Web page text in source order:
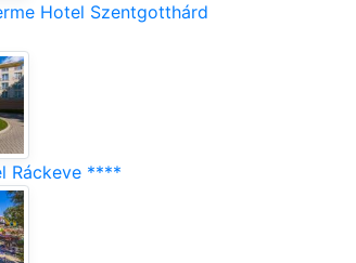
Hotel Szentgotthárd
Ráckeve ****